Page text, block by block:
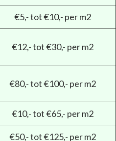
€5,- tot €10,- per m2
€12,- tot €30,- per m2
€80,- tot €100,- per m2
€10,- tot €65,- per m2
€50,- tot €125,- per m2